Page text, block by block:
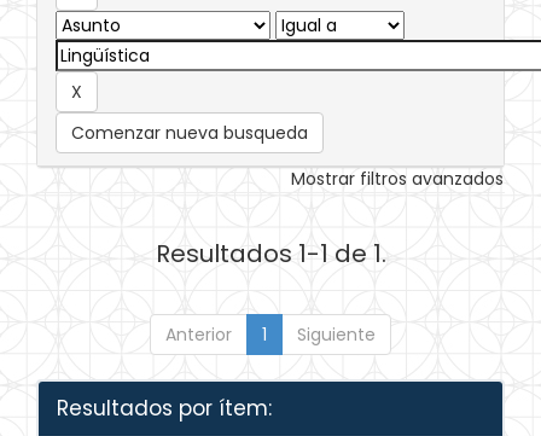
Comenzar nueva busqueda
Mostrar filtros avanzados
Resultados 1-1 de 1.
Anterior 1 Siguiente
Resultados por ítem: